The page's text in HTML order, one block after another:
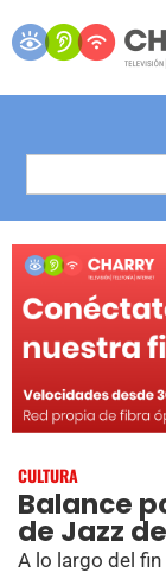
CULTURA
Balance
de Jazz
A lo largo del